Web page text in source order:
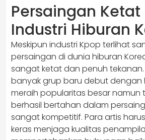
Persaingan Ketat
Industri Hiburan
Meskipun industri Kpop terlihat
persaingan di dunia hiburan
sangat ketat dan penuh
banyak grup baru debut
meraih popularitas besar namun
berhasil bertahan dalam
sangat kompetitif. Para artis
keras menjaga kualitas